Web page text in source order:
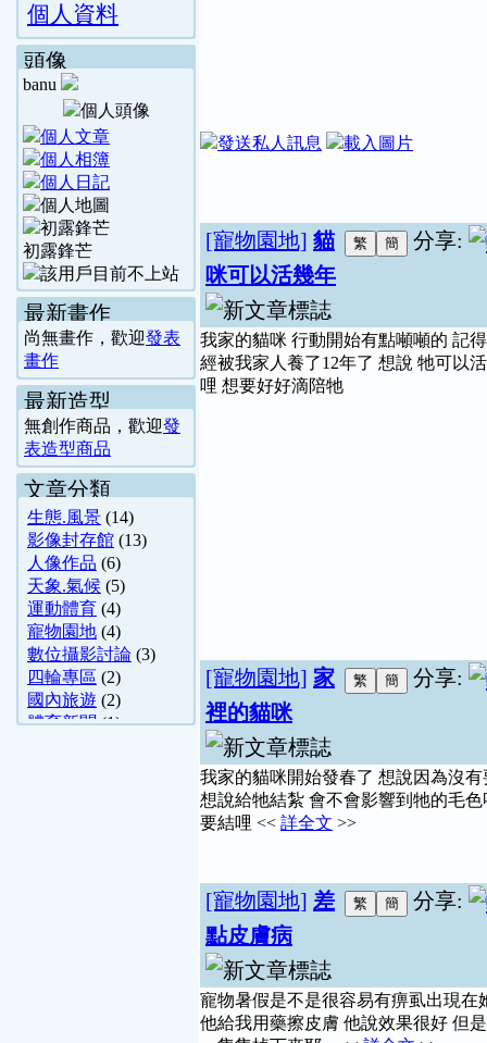
個人資料
頭像
banu
初露鋒芒
最新畫作
尚無畫作，歡迎發表
畫作
最新造型
無創作商品，歡迎發
表造型商品
文章分類
生態.風景 (14)
影像封存館 (13)
人像作品 (6)
天象.氣候 (5)
運動體育 (4)
寵物園地 (4)
數位攝影討論 (3)
四輪專區 (2)
國內旅遊 (2)
體育新聞(1)
分享:
[寵物園地] 貓
咪可以活幾年
我家的貓咪 行動開始有點噸噸的 記
經被我家人養了12年了 想說 牠可以
哩 想要好好滴陪牠
分享:
[寵物園地] 家
裡的貓咪
我家的貓咪開始發春了 想說因為沒
想說給牠結紮 會不會影響到牠的毛
要結哩 << 詳全文 >>
分享:
[寵物園地] 差
點皮膚病
寵物暑假是不是很容易有痹虱出現
他給我用藥擦皮膚 他說效果很好 但